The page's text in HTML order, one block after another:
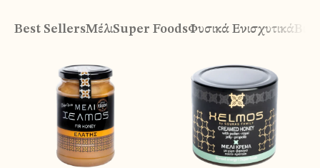
Best SellersΜέλιSuper FoodsΦυσικά Ενισχυτικά